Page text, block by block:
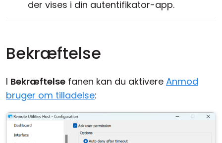
der vises i din autentifikator-app.
Bekræftelse
I Bekræftelse fanen kan du aktivere Anmod
bruger om tilladelse: